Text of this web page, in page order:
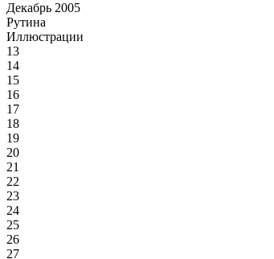
Декабрь 2005
Рутина
Иллюстрации
13
14
15
16
17
18
19
20
21
22
23
24
25
26
27